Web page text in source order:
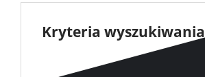
Kryteria wyszukiwania